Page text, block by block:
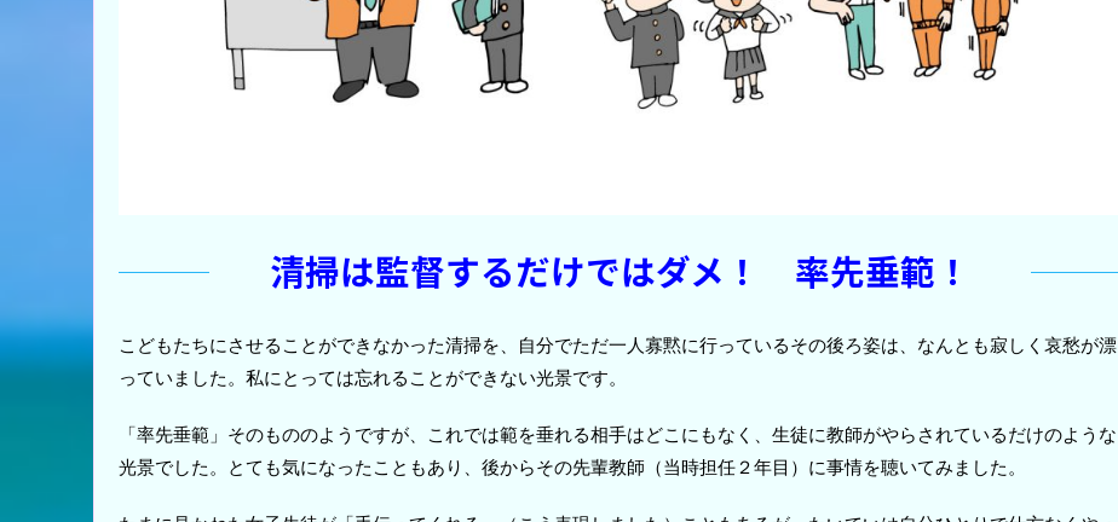
清掃は監督するだけではダメ！ 率先垂範！
こどもたちにさせることができなかった清掃を、自分でただ一人寡黙に行っているその後ろ姿は、なんとも寂しく哀愁が漂
っていました。私にとっては忘れることができない光景です。
「率先垂範」そのもののようですが、これでは範を垂れる相手はどこにもなく、生徒に教師がやらされているだけのような
光景でした。とても気になったこともあり、後からその先輩教師（当時担任２年目）に事情を聴いてみました。